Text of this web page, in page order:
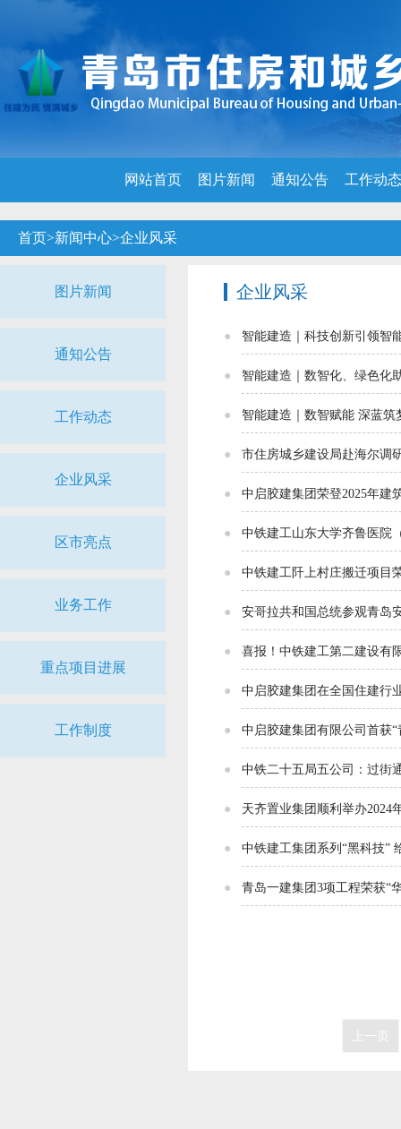
网站首页 图片新闻 通知公告 工作动态
首页>新闻中心>企业风采
图片新闻
通知公告
工作动态
企业风采
区市亮点
业务工作
重点项目进展
工作制度
企业风采
智能建造｜科技创新引领
智能建造｜数智化、绿色化
智能建造｜数智赋能 深蓝
市住房城乡建设局赴海尔调
中启胶建集团荣登2025年建
中铁建工山东大学齐鲁医院
中铁建工阡上村庄搬迁项目
安哥拉共和国总统参观青岛
喜报！中铁建工第二建设有
中启胶建集团在全国住建行
中启胶建集团有限公司首获
中铁二十五局五公司：过街
天齐置业集团顺利举办2024
中铁建工集团系列“黑科技”
青岛一建集团3项工程荣获“
上一页